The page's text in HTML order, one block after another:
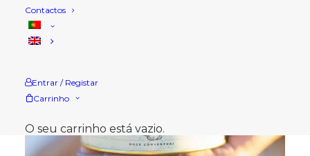
Contactos
Entrar / Registar
Carrinho
O seu carrinho está vazio.